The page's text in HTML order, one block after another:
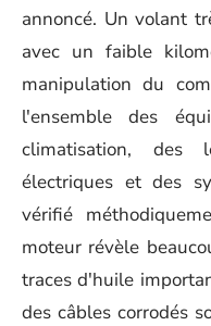
annoncé. Un volant
avec un faible
manipulation du
l'ensemble des
climatisation, des
électriques et des
vérifié
moteur révèle
traces d'huile
des câbles corrodés